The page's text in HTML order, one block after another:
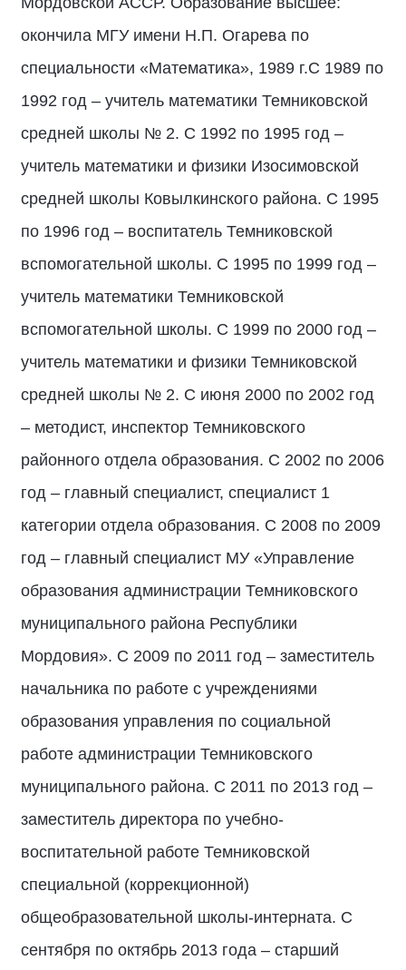
окончила МГУ имени Н.П. Огарева по
специальности «Математика», 1989 г.С 1989 по
1992 год – учитель математики Темниковской
средней школы № 2. С 1992 по 1995 год –
учитель математики и физики Изосимовской
средней школы Ковылкинского района. С 1995
по 1996 год – воспитатель Темниковской
вспомогательной школы. С 1995 по 1999 год –
учитель математики Темниковской
вспомогательной школы. С 1999 по 2000 год –
учитель математики и физики Темниковской
средней школы № 2. С июня 2000 по 2002 год
– методист, инспектор Темниковского
районного отдела образования. С 2002 по 2006
год – главный специалист, специалист 1
категории отдела образования. С 2008 по 2009
год – главный специалист МУ «Управление
образования администрации Темниковского
муниципального района Республики
Мордовия». С 2009 по 2011 год – заместитель
начальника по работе с учреждениями
образования управления по социальной
работе администрации Темниковского
муниципального района. С 2011 по 2013 год –
заместитель директора по учебно-
воспитательной работе Темниковской
специальной (коррекционной)
общеобразовательной школы-интерната. С
сентября по октябрь 2013 года – старший